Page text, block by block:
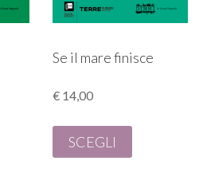
Se il mare finisce
€ 14,00
SCEGLI